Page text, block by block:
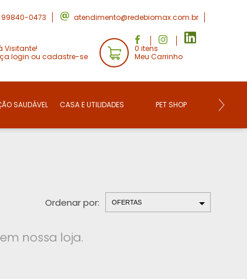
0473 atendimento@redebiomax.com.br
Visitante!
login ou cadastre-se
0 itens
Meu Carrinho
SAUDÁVEL CASA E UTILIDADES PET SHOP
Ordenar por:
nossa loja.